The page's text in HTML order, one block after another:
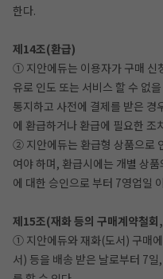
한다.
제14조(환급)
① 지안에듀는 이용자가 구매 신
유로 인도 또는 서비스 할 수 없
통지하고 사전에 결제를 받은 경
에 환급하거나 환급에 필요한 조
② 지안에듀는 환급형 상품으로
여야 하며, 환급시에는 개별 상
에 대한 승인으로 부터 7영업일
제15조(재화 등의 구매계약철회
① 지안에듀와 재화(도서) 구매
서) 등을 배송 받은 날로부터 7